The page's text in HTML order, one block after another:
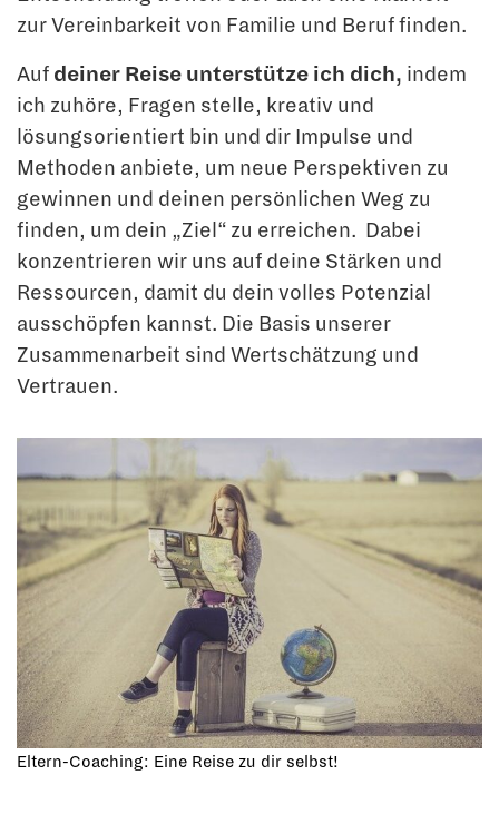
zur Vereinbarkeit von Familie und Beruf finden.
Auf deiner Reise unterstütze ich dich, indem
ich zuhöre, Fragen stelle, kreativ und
lösungsorientiert bin und dir Impulse und
Methoden anbiete, um neue Perspektiven zu
gewinnen und deinen persönlichen Weg zu
finden, um dein „Ziel“ zu erreichen. Dabei
konzentrieren wir uns auf deine Stärken und
Ressourcen, damit du dein volles Potenzial
ausschöpfen kannst. Die Basis unserer
Zusammenarbeit sind Wertschätzung und
Vertrauen.
Eltern-Coaching: Eine Reise zu dir selbst!